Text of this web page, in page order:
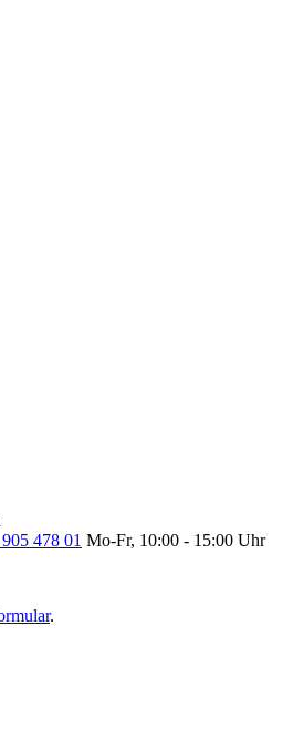
478 01 Mo-Fr, 10:00 - 15:00 Uhr
.